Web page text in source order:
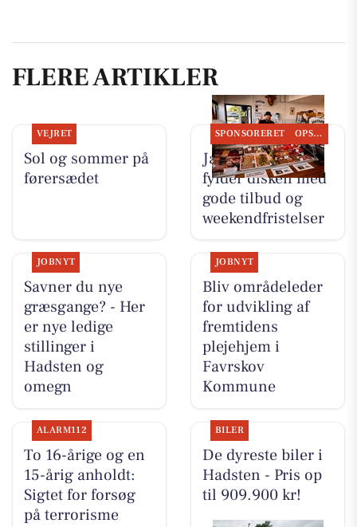
FLERE ARTIKLER
VEJRET
Sol og sommer på
førersædet
SPONSORERET OPSLAGSTAVLEN
Jaataak Slagteren
fylder disken med
gode tilbud og
weekendfristelser
JOBNYT
Savner du nye
græsgange? - Her
er nye ledige
stillinger i
Hadsten og
omegn
JOBNYT
Bliv områdeleder
for udvikling af
fremtidens
plejehjem i
Favrskov
Kommune
ALARM112
To 16-årige og en
15-årig anholdt:
Sigtet for forsøg
på terrorisme
BILER
De dyreste biler i
Hadsten - Pris op
til 909.900 kr!